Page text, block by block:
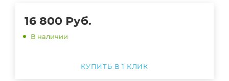
16 800 Руб.
В наличии
КУПИТЬ В 1 КЛИК